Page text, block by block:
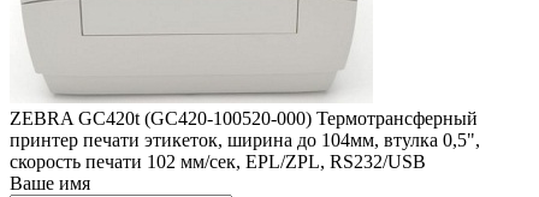
ZEBRA GC420t (GC420-100520-000) Термотрансферный
принтер печати этикеток, ширина до 104мм, втулка 0,5",
скорость печати 102 мм/сек, EPL/ZPL, RS232/USB
Ваше имя